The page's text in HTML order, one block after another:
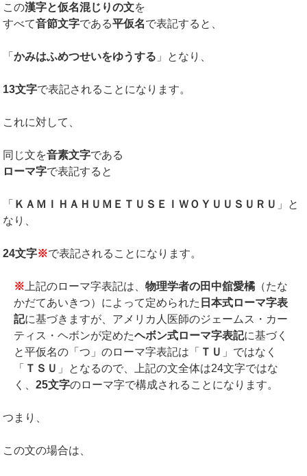
この漢字と仮名混じりの文を
すべて音節文字である平仮名で表記すると、
「かみはふめつせいをゆうする 」となり、
13文字で表記されることになります。
これに対して、
同じ文を音素文字である
ローマ字で表記すると
「 ＫＡＭＩＨＡＨＵＭＥＴＵＳＥＩＷＯＹＵＵＳＵＲＵ 」と
なり、
24文字※で表記されることになります。
※ 上記のローマ字表記は、物理学者の田中舘愛橘 （たな
かだてあいきつ）によって定められた 日本式ローマ字表
記に基づきますが、アメリカ人医師のジェームス・カー
ティス・ヘボンが定めたヘボン式ローマ字表記に基づく
と平仮名の「つ」のローマ字表記は「 ＴＵ 」ではなく
「 ＴＳＵ 」となるので、上記の文全体は24文字ではな
く、25文字のローマ字で構成されることになります。
つまり、
この文の場合は、